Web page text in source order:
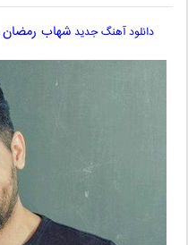
دانلود آهنگ جدید شهاب رمضان